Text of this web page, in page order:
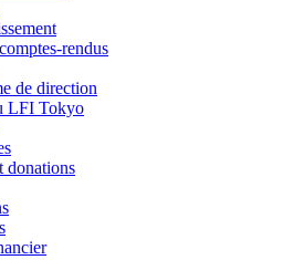
comptes-rendus
de direction
LFI Tokyo
donations